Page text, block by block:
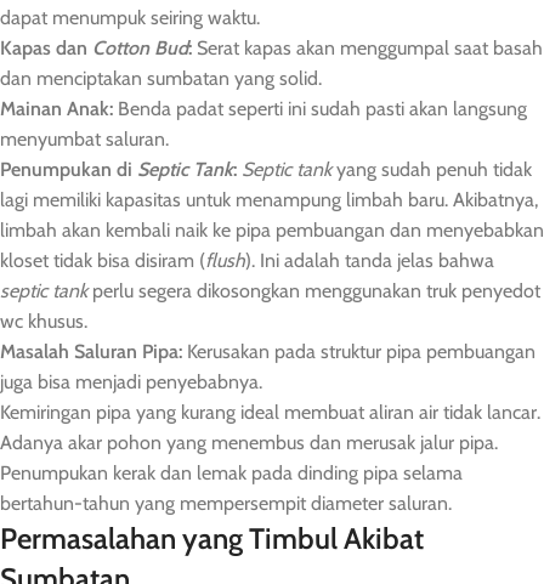
dapat menumpuk seiring waktu.
Kapas dan Cotton Bud: Serat kapas akan menggumpal saat basah
dan menciptakan sumbatan yang solid.
Mainan Anak: Benda padat seperti ini sudah pasti akan langsung
menyumbat saluran.
Penumpukan di Septic Tank: Septic tankyang sudah penuh tidak
lagi memiliki kapasitas untuk menampung limbah baru. Akibatnya,
limbah akan kembali naik ke pipa pembuangan dan menyebabkan
kloset tidak bisa disiram (flush). Ini adalah tanda jelas bahwa
septic tankperlu segera dikosongkan menggunakan truk penyedot
wc khusus.
Masalah Saluran Pipa: Kerusakan pada struktur pipa pembuangan
juga bisa menjadi penyebabnya.
Kemiringan pipa yang kurang ideal membuat aliran air tidak lancar.
Adanya akar pohon yang menembus dan merusak jalur pipa.
Penumpukan kerak dan lemak pada dinding pipa selama
bertahun-tahun yang mempersempit diameter saluran.
Permasalahan yang Timbul Akibat